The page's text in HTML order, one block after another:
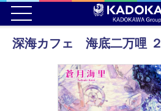
深海カフェ 海底二万哩 ２